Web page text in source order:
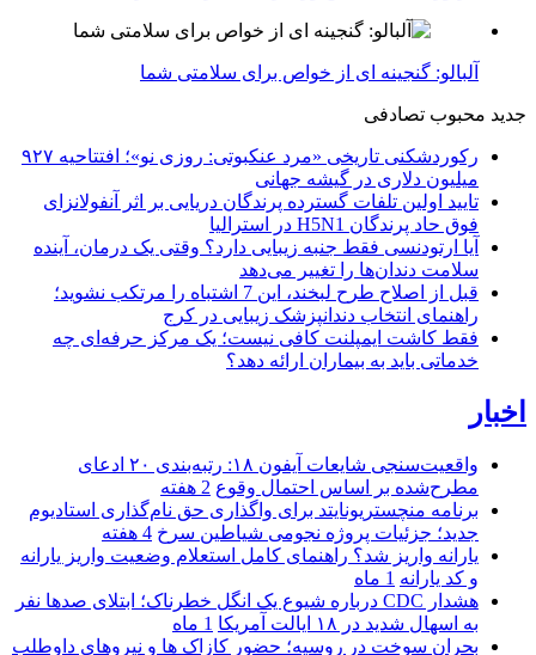
آلبالو: گنجینه ای از خواص برای سلامتی شما
جدید محبوب تصادفی
رکوردشکنی تاریخی «مرد عنکبوتی: روزی نو»؛ افتتاحیه ۹۲۷
میلیون دلاری در گیشه جهانی
تایید اولین تلفات گسترده پرندگان دریایی بر اثر آنفولانزای
فوق حاد پرندگان H5N1 در استرالیا
آیا ارتودنسی فقط جنبه زیبایی دارد؟ وقتی یک درمان، آینده
سلامت دندان‌ها را تغییر می‌دهد
قبل از اصلاح طرح لبخند، این 7 اشتباه را مرتکب نشوید؛
راهنمای انتخاب دندانپزشک زیبایی در کرج
فقط کاشت ایمپلنت کافی نیست؛ یک مرکز حرفه‌ای چه
خدماتی باید به بیماران ارائه دهد؟
اخبار
واقعیت‌سنجی شایعات آیفون ۱۸: رتبه‌بندی ۲۰ ادعای
مطرح‌شده بر اساس احتمال وقوع 2 هفته
برنامه منچستریونایتد برای واگذاری حق نام‌گذاری استادیوم
جدید؛ جزئیات پروژه نجومی شیاطین سرخ 4 هفته
یارانه واریز شد؟ راهنمای کامل استعلام وضعیت واریز یارانه
و کد یارانه 1 ماه
هشدار CDC درباره شیوع یک انگل خطرناک؛ ابتلای صدها نفر
به اسهال شدید در ۱۸ ایالت آمریکا
1 ماه
بحران سوخت در روسیه؛ حضور کازاک‌ ها و نیروهای داوطلب